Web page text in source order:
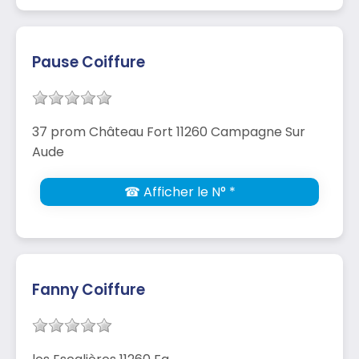
Pause Coiffure
37 prom Château Fort 11260 Campagne Sur
Aude
☎ Afficher le N° *
Fanny Coiffure